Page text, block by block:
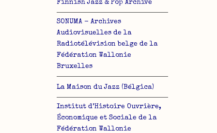
Finnish Jazz & Pop Archive
SONUMA - Archives
Audiovisuelles de la
Radiotélévision belge de la
Fédération Wallonie
Bruxelles
La Maison du Jazz (Bélgica)
Institut d’Histoire Ouvrière,
Économique et Sociale de la
Fédération Wallonie